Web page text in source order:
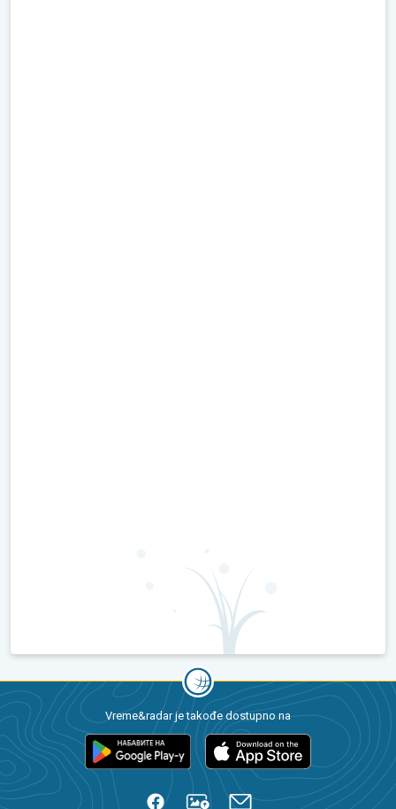
Vreme&radar je takođe dostupno na